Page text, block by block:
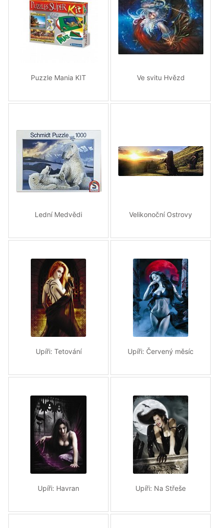
Puzzle Mania KIT Ve svitu Hvězd
Lední Medvědi Velikonoční Ostrovy
Upíři: Tetování Upíři: Červený měsíc
Upíři: Havran Upíři: Na Střeše